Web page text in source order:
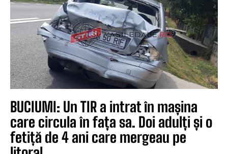
BUCIUMI: Un TIR a intrat în mașina
care circula în fața sa. Doi adulți și o
fetiță de 4 ani care mergeau pe